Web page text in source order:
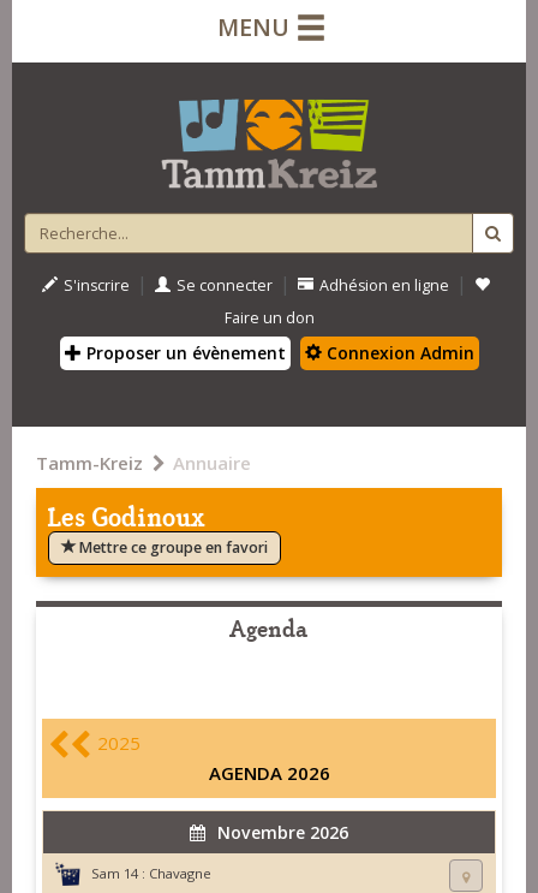
MENU
S'inscrire | Se connecter | Adhésion en ligne |
Faire un don
Proposer un évènement Connexion Admin
Tamm-Kreiz Annuaire
Les Godinoux
Mettre ce groupe en favori
Agenda
2025
AGENDA 2026
Novembre 2026
Sam 14 : Chavagne